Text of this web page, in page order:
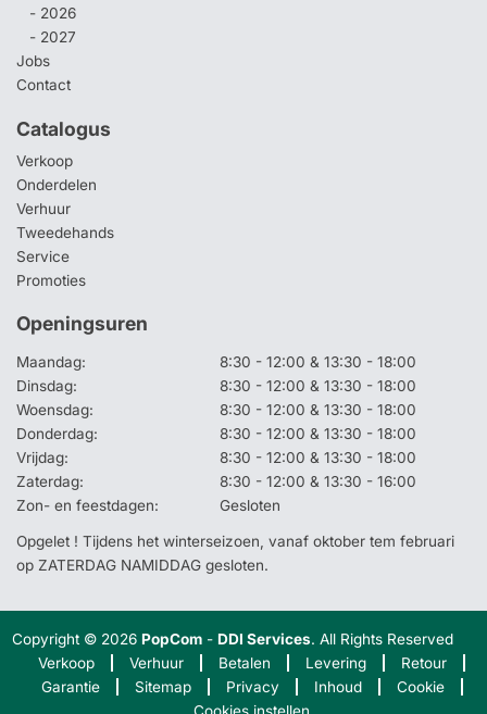
- 2026
- 2027
Jobs
Contact
Catalogus
Verkoop
Onderdelen
Verhuur
Tweedehands
Service
Promoties
Openingsuren
Maandag:
8:30 - 12:00 & 13:30 - 18:00
Dinsdag:
8:30 - 12:00 & 13:30 - 18:00
Woensdag:
8:30 - 12:00 & 13:30 - 18:00
Donderdag:
8:30 - 12:00 & 13:30 - 18:00
Vrijdag:
8:30 - 12:00 & 13:30 - 18:00
Zaterdag:
8:30 - 12:00 & 13:30 - 16:00
Zon- en feestdagen:
Gesloten
Opgelet ! Tijdens het winterseizoen, vanaf oktober tem februari
op ZATERDAG NAMIDDAG gesloten.
Copyright © 2026PopCom -DDI Services. All Rights Reserved
Verkoop
Verhuur Betalen Levering
Retour
Garantie
Sitemap Privacy Inhoud
Cookie
Cookies instellen